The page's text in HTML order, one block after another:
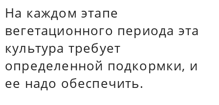
На каждом этапе
вегетационного периода эта
культура требует
определенной подкормки, и
ее надо обеспечить.